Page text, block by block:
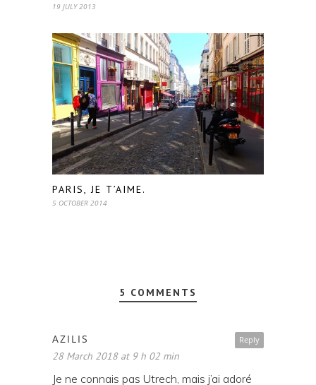
19 JULY 2013
PARIS, JE T’AIME.
5 OCTOBER 2014
5 COMMENTS
Reply
AZILIS
28 March 2018 at 9 h 02 min
Je ne connais pas Utrech, mais j’ai adoré